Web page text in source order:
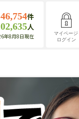
件
人
年8月8日現在
マイページ
ログイン